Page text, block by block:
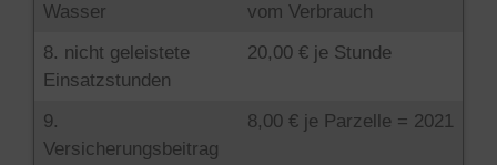
Wasser
vom Verbrauch
8. nicht geleistete
Einsatzstunden
20,00 € je Stunde
9.
Versicherungsbeitrag
8,00 € je Parzelle = 2021